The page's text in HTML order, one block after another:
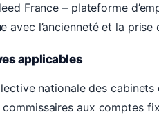
France – plateforme
avec l’ancienneté et la
applicables
nationale des cabinets
aux comptes